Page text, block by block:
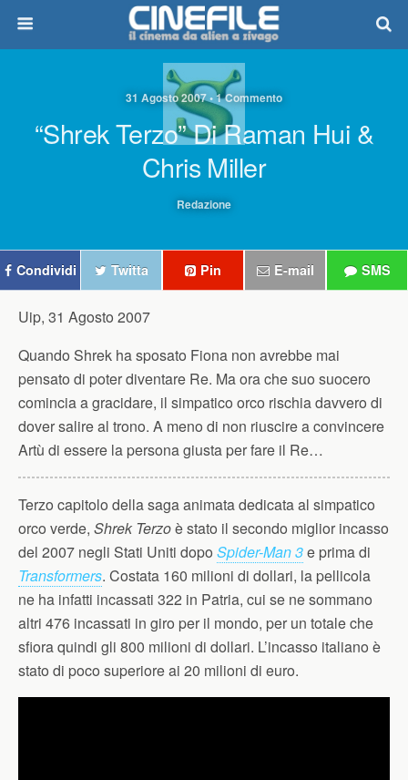
31 Agosto 2007 • 1 Commento
“Shrek Terzo” Di Raman Hui &
Chris Miller
Redazione
Condividi Twitta Pin E-mail SMS
Uip, 31 Agosto 2007
Quando Shrek ha sposato Fiona non avrebbe mai
pensato di poter diventare Re. Ma ora che suo suocero
comincia a gracidare, il simpatico orco rischia davvero di
dover salire al trono. A meno di non riuscire a convincere
Artù di essere la persona giusta per fare il Re…
Terzo capitolo della saga animata dedicata al simpatico
orco verde, Shrek Terzoè stato il secondo miglior incasso
del 2007 negli Stati Uniti dopo Spider-Man 3e prima di
Transformers. Costata 160 milioni di dollari, la pellicola
ne ha infatti incassati 322 in Patria, cui se ne sommano
altri 476 incassati in giro per il mondo, per un totale che
sfiora quindi gli 800 milioni di dollari. L’incasso italiano è
stato di poco superiore ai 20 milioni di euro.